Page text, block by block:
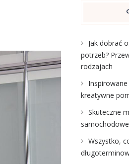
Jak dobrać
potrzeb?
rodzajach
kreatywne
Skuteczne
Wszystko,